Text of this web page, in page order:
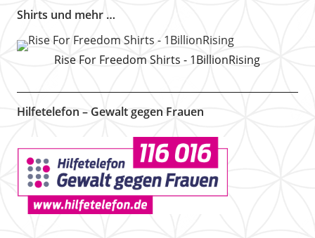
Shirts und mehr …
Rise For Freedom Shirts - 1BillionRising
Hilfetelefon – Gewalt gegen Frauen